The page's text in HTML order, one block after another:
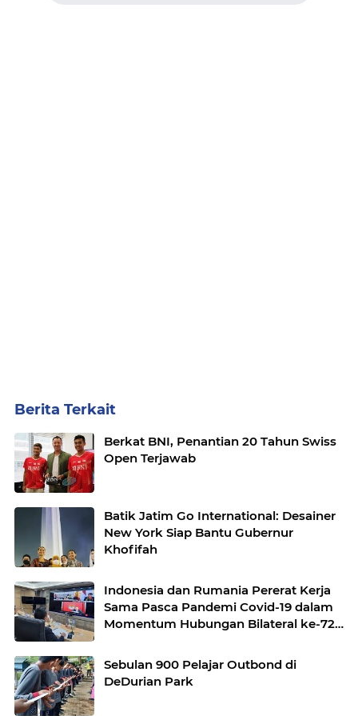
Berita Terkait
Berkat BNI, Penantian 20 Tahun Swiss
Open Terjawab
Batik Jatim Go International: Desainer
New York Siap Bantu Gubernur
Khofifah
Indonesia dan Rumania Pererat Kerja
Sama Pasca Pandemi Covid-19 dalam
Momentum Hubungan Bilateral ke-72
Sebulan 900 Pelajar Outbond di
DeDurian Park